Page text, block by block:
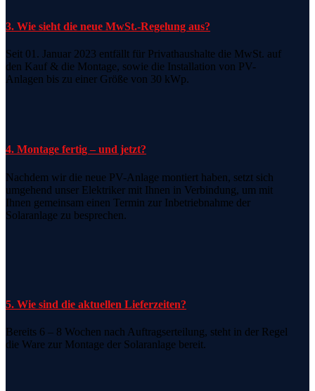
3. Wie sieht die neue MwSt.-Regelung aus?
Seit 01. Januar 2023 entfällt für Privathaushalte die MwSt. auf
den Kauf & die Montage, sowie die Installation von PV-
Anlagen bis zu einer Größe von 30 kWp.
4. Montage fertig – und jetzt?
Nachdem wir die neue PV-Anlage montiert haben, setzt sich
umgehend unser Elektriker mit Ihnen in Verbindung, um mit
Ihnen gemeinsam einen Termin zur Inbetriebnahme der
Solaranlage zu besprechen.
5. Wie sind die aktuellen Lieferzeiten?
Bereits 6 – 8 Wochen nach Auftragserteilung, steht in der Regel
die Ware zur Montage der Solaranlage bereit.